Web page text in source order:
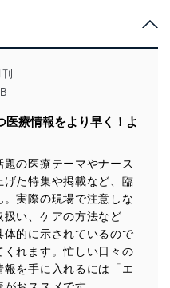
た、当社の管理の仕組み
範を常に適合させま
全性を確保するため
たはき損の防止及び是
のできる機器及び当該
確化し、 個人データへ
しています。
医療情報をより早く！よ
題の医療テーマやナース
た特集や掲載など、臨
実際の現場で注意しな
い、ケアの方法など
的に示されているので
れます。忙しい日々の
を手に入れるには「エ